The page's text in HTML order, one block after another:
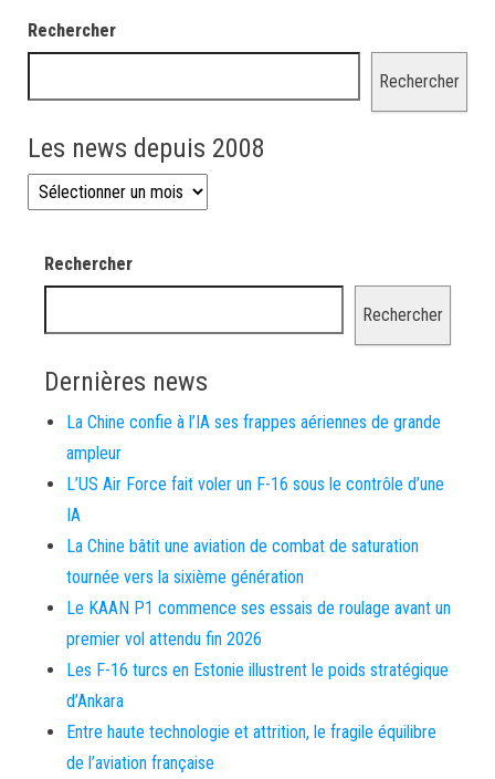
Rechercher
Rechercher
Les news depuis 2008
Les news depuis 2008
Rechercher
Rechercher
Dernières news
La Chine confie à l’IA ses frappes aériennes de grande
ampleur
L’US Air Force fait voler un F-16 sous le contrôle d’une
IA
La Chine bâtit une aviation de combat de saturation
tournée vers la sixième génération
Le KAAN P1 commence ses essais de roulage avant un
premier vol attendu fin 2026
Les F-16 turcs en Estonie illustrent le poids stratégique
d’Ankara
Entre haute technologie et attrition, le fragile équilibre
de l’aviation française